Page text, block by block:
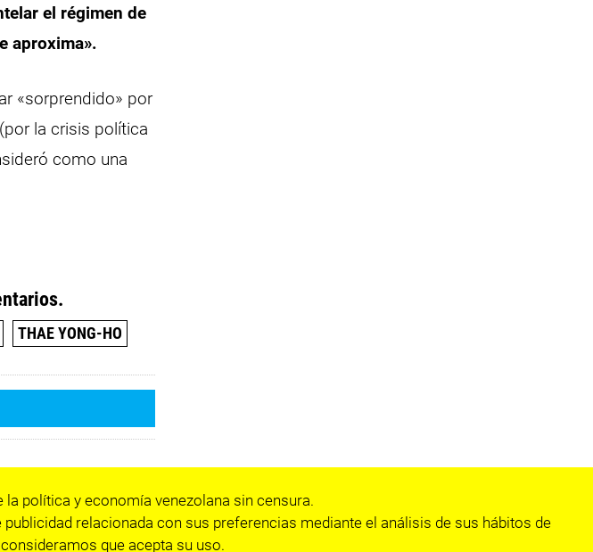
el régimen de
aproxima».
«sorprendido» por
la crisis política
como una
THAE YONG-HO
política y economía venezolana sin censura.
relacionada con sus preferencias mediante el análisis de sus hábitos de
que acepta su uso.